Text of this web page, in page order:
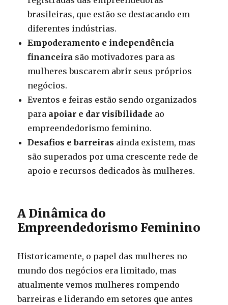
brasileiras, que estão se destacando em
diferentes indústrias.
Empoderamento e independência
financeira são motivadores para as
mulheres buscarem abrir seus próprios
negócios.
Eventos e feiras estão sendo organizados
para apoiar e dar visibilidade ao
empreendedorismo feminino.
Desafios e barreiras ainda existem, mas
são superados por uma crescente rede de
apoio e recursos dedicados às mulheres.
A Dinâmica do
Empreendedorismo Feminino
Historicamente, o papel das mulheres no
mundo dos negócios era limitado, mas
atualmente vemos mulheres rompendo
barreiras e liderando em setores que antes